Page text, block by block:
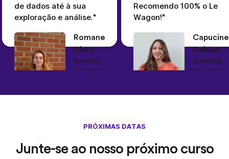
de dados até à sua
exploração e análise."
Romane
Clerc
Analista
de Dados
Recomendo 100% o Le
Wagon!"
Capucine
Dehaut
Cientista
de dados
PRÓXIMAS DATAS
Junte-se ao nosso próximo curso